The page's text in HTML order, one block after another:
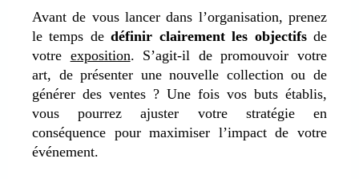
Avant de vous lancer dans l’organisation, prenez
le temps dedéfinir clairement les objectifsde
votre exposition. S’agit-il de promouvoir votre
art, de présenter une nouvelle collection ou de
générer des ventes ? Une fois vos buts établis,
vous pourrez ajuster votre stratégie en
conséquence pour maximiser l’impact de votre
événement.